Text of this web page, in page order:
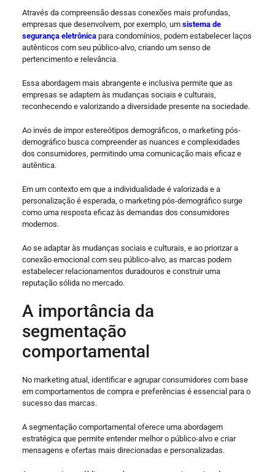
Através da compreensão dessas conexões mais profundas,
empresas que desenvolvem, por exemplo, um sistema de
segurança eletrônicapara condomínios, podem estabelecer laços
autênticos com seu público-alvo, criando um senso de
pertencimento e relevância.
Essa abordagem mais abrangente e inclusiva permite que as
empresas se adaptem às mudanças sociais e culturais,
reconhecendo e valorizando a diversidade presente na sociedade.
Ao invés de impor estereótipos demográficos, o marketing pós-
demográfico busca compreender as nuances e complexidades
dos consumidores, permitindo uma comunicação mais eficaz e
autêntica.
Em um contexto em que a individualidade é valorizada e a
personalização é esperada, o marketing pós-demográfico surge
como uma resposta eficaz às demandas dos consumidores
modernos.
Ao se adaptar às mudanças sociais e culturais, e ao priorizar a
conexão emocional com seu público-alvo, as marcas podem
estabelecer relacionamentos duradouros e construir uma
reputação sólida no mercado.
A importância da
segmentação
comportamental
No marketing atual, identificar e agrupar consumidores com base
em comportamentos de compra e preferências é essencial para o
sucesso das marcas.
A segmentação comportamental oferece uma abordagem
estratégica que permite entender melhor o público-alvo e criar
mensagens e ofertas mais direcionadas e personalizadas.